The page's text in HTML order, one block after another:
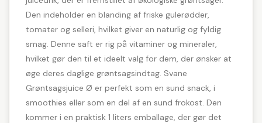
Den indeholder en blanding af friske gulerødder,
tomater og selleri, hvilket giver en naturlig og fyldig
smag. Denne saft er rig på vitaminer og mineraler,
hvilket gør den til et ideelt valg for dem, der ønsker at
øge deres daglige grøntsagsindtag. Svane
Grøntsagsjuice Ø er perfekt som en sund snack, i
smoothies eller som en del af en sund frokost. Den
kommer i en praktisk 1 liters emballage, der gør det